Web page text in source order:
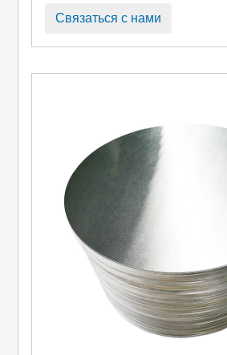
различных сценариев
простота обработки и
Связаться с нами